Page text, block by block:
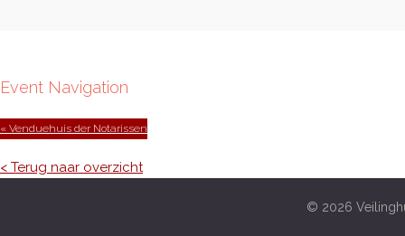
Event Navigation
« Venduehuis der Notarissen
< Terug naar overzicht
© 2026